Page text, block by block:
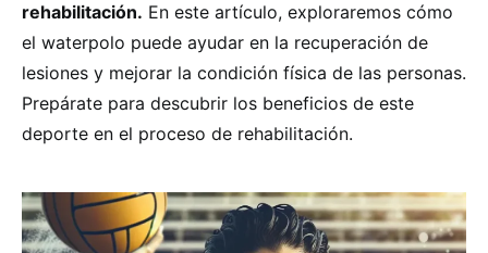
rehabilitación. En este artículo, exploraremos cómo
el waterpolo puede ayudar en la recuperación de
lesiones y mejorar la condición física de las personas.
Prepárate para descubrir los beneficios de este
deporte en el proceso de rehabilitación.